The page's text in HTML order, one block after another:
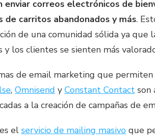
enviar correos electrónicos de
carritos abandonados y más.
de una comunidad sólida ya que
los clientes se sienten más
de email marketing que permiten
, Omnisend y Constant Contact son
a la creación de campañas de
el servicio de mailing masivo que